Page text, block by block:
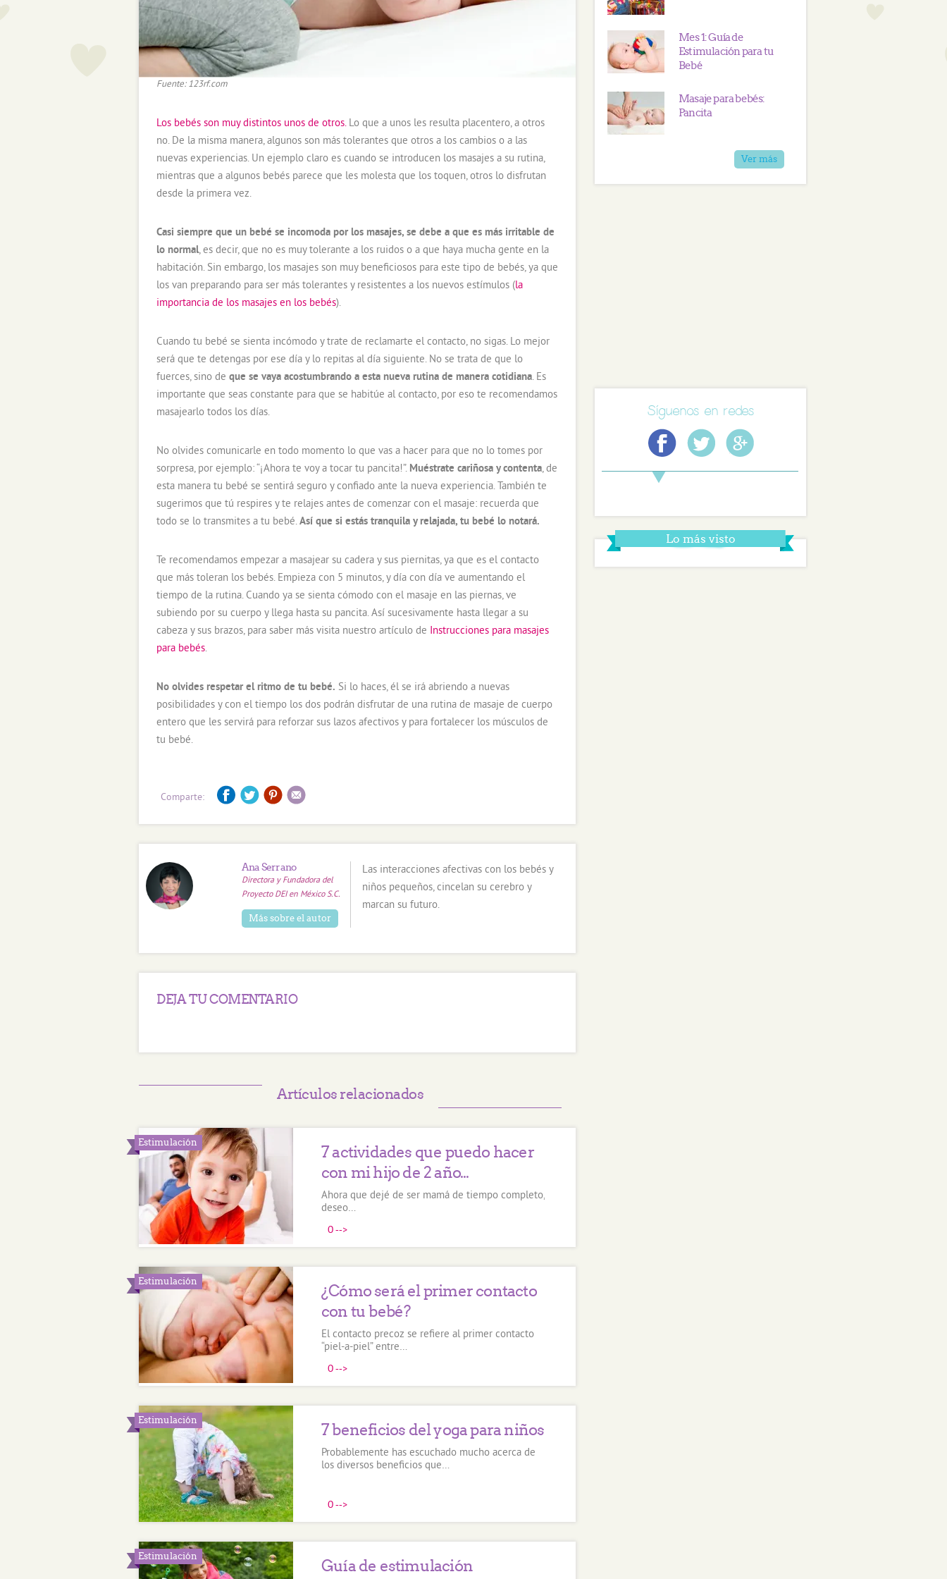
Fuente: 123rf.com
Los bebés son muy distintos unos de otros.Lo que a unos les resulta placentero, a otros
no. De la misma manera, algunos son más tolerantes que otros a los cambios o a las
nuevas experiencias. Un ejemplo claro es cuando se introducen los masajes a su rutina,
mientras que a algunos bebés parece que les molesta que los toquen, otros lo disfrutan
desde la primera vez.
Casi siempre que un bebé se incomoda por los masajes, se debe a que es más irritable de
lo normal, es decir, que no es muy tolerante a los ruidos o a que haya mucha gente en la
habitación. Sin embargo, los masajes son muy beneficiosos para este tipo de bebés, ya que
los van preparando para ser más tolerantes y resistentes a los nuevos estímulos (la
importancia de los masajes en los bebés).
Cuando tu bebé se sienta incómodo y trate de reclamarte el contacto, no sigas. Lo mejor
será que te detengas por ese día y lo repitas al día siguiente. No se trata de que lo
fuerces, sino de que se vaya acostumbrando a esta nueva rutina de manera cotidiana. Es
importante que seas constante para que se habitúe al contacto, por eso te recomendamos
masajearlo todos los días.
No olvides comunicarle en todo momento lo que vas a hacer para que no lo tomes por
sorpresa, por ejemplo: “¡Ahora te voy a tocar tu pancita!”. Muéstrate cariñosa y contenta, de
esta manera tu bebé se sentirá seguro y confiado ante la nueva experiencia. También te
sugerimos que tú respires y te relajes antes de comenzar con el masaje: recuerda que
todo se lo transmites a tu bebé.Así que si estás tranquila y relajada, tu bebé lo notará.
Te recomendamos empezar a masajear su cadera y sus piernitas, ya que es el contacto
que más toleran los bebés. Empieza con 5 minutos, y día con día ve aumentando el
tiempo de la rutina. Cuando ya se sienta cómodo con el masaje en las piernas, ve
subiendo por su cuerpo y llega hasta su pancita. Así sucesivamente hasta llegar a su
cabeza y sus brazos, para saber más visita nuestro artículo de Instrucciones para masajes
para bebés.
No olvides respetar el ritmo de tu bebé. Si lo haces, él se irá abriendo a nuevas
posibilidades y con el tiempo los dos podrán disfrutar de una rutina de masaje de cuerpo
entero que les servirá para reforzar sus lazos afectivos y para fortalecer los músculos de
tu bebé.
Comparte:
Ana Serrano
Directora y Fundadora del
Proyecto DEI en México S.C.
Más sobre el autor
Las interacciones afectivas con los bebés y
niños pequeños, cincelan su cerebro y
marcan su futuro.
DEJA TU COMENTARIO
Artículos relacionados
Estimulación
7 actividades que puedo hacer
con mi hijo de 2 año...
Ahora que dejé de ser mamá de tiempo completo,
deseo…
0 -->
Estimulación
¿Cómo será el primer contacto
con tu bebé?
El contacto precoz se refiere al primer contacto
“piel-a-piel” entre…
0 -->
Estimulación
7 beneficios del yoga para niños
Probablemente has escuchado mucho acerca de
los diversos beneficios que…
0 -->
Estimulación
Guía de estimulación
Mes 1: Guía de
Estimulación para tu
Bebé
Masaje para bebés:
Pancita
Ver más
Síguenos en redes
Lo más visto